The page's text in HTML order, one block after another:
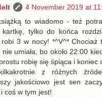
4 November 2019 at
to wiadomo - też
kartkę, tylko do końca
robi 3 w nocy! *^V^* Chociaż
umiała, bo około 22:00
robię się śpiąca i koniec
z różnych
jakościowo jest sen
coś w tym jest!